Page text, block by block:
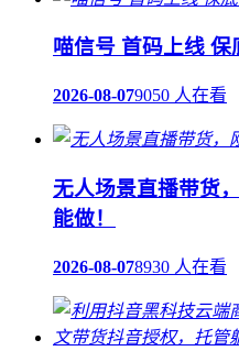
喵信号 首码上线 保
2026-08-079050 人在看
无人场景直播带货
能做！
2026-08-078930 人在看